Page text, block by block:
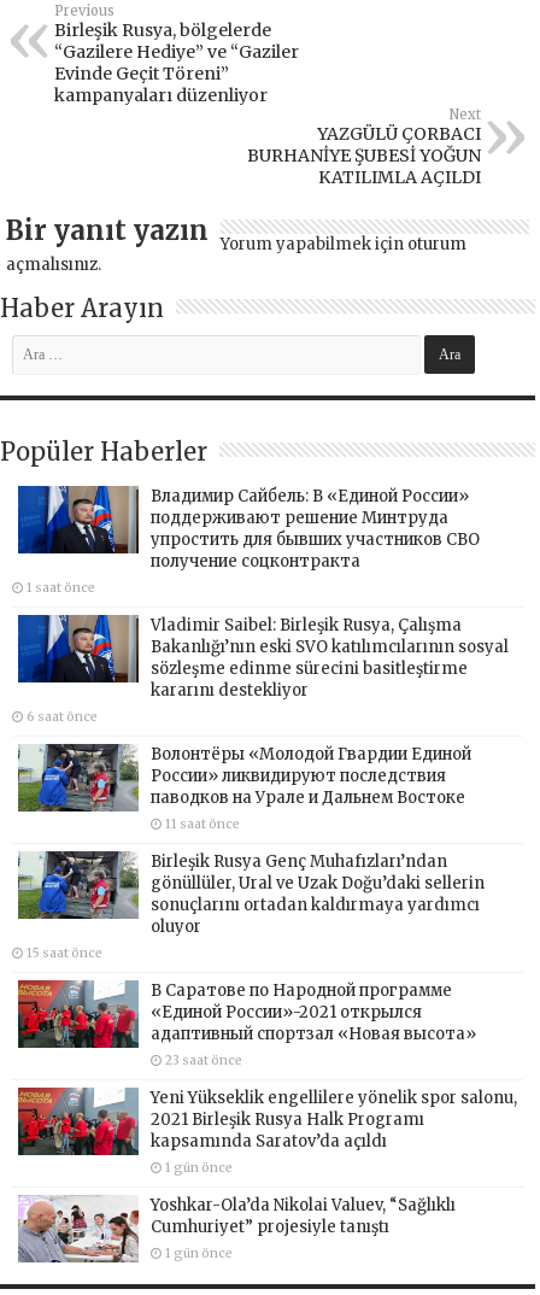
Previous
Birleşik Rusya, bölgelerde
“Gazilere Hediye” ve “Gaziler
Evinde Geçit Töreni”
kampanyaları düzenliyor
Next
YAZGÜLÜ ÇORBACI
BURHANİYE ŞUBESİ YOĞUN
KATILIMLA AÇILDI
Bir yanıt yazın Yorum yapabilmek için oturum
açmalısınız.
Haber Arayın
Popüler Haberler
Владимир Сайбель: В «Единой России»
поддерживают решение Минтруда
упростить для бывших участников СВО
получение соцконтракта
1 saat önce
Vladimir Saibel: Birleşik Rusya, Çalışma
Bakanlığı’nın eski SVO katılımcılarının sosyal
sözleşme edinme sürecini basitleştirme
kararını destekliyor
6 saat önce
Волонтёры «Молодой Гвардии Единой
России» ликвидируют последствия
паводков на Урале и Дальнем Востоке
11 saat önce
Birleşik Rusya Genç Muhafızları’ndan
gönüllüler, Ural ve Uzak Doğu’daki sellerin
sonuçlarını ortadan kaldırmaya yardımcı
oluyor
15 saat önce
В Саратове по Народной программе
«Единой России»-2021 открылся
адаптивный спортзал «Новая высота»
23 saat önce
Yeni Yükseklik engellilere yönelik spor salonu,
2021 Birleşik Rusya Halk Programı
kapsamında Saratov’da açıldı
1 gün önce
Yoshkar-Ola’da Nikolai Valuev, “Sağlıklı
Cumhuriyet” projesiyle tanıştı
1 gün önce